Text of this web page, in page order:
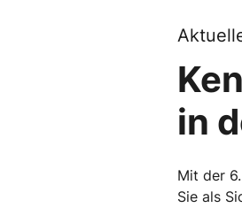
in
Mit der
Sie als